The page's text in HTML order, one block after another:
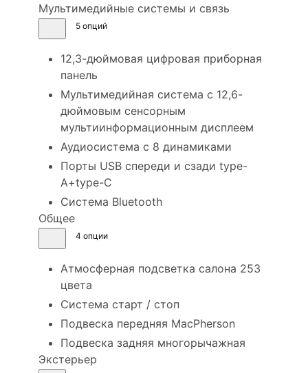
Мультимедийные системы и связь
5 опций
12,3-дюймовая цифровая приборная
панель
Мультимедийная система с 12,6-
дюймовым сенсорным
мультиинформационным дисплеем
Аудиосистема с 8 динамиками
Порты USB спереди и сзади type-
A+type-C
Система Bluetooth
Общее
4 опции
Атмосферная подсветка салона 253
цвета
Система старт / стоп
Подвеска передняя MacPherson
Подвеска задняя многорычажная
Экстерьер